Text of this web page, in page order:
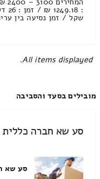
שקל / זמן נסיעה בין ערים 55 דקות
All items displayed.
מובילים בסעד והסביבה
סע שא חברה כללית
סע שא